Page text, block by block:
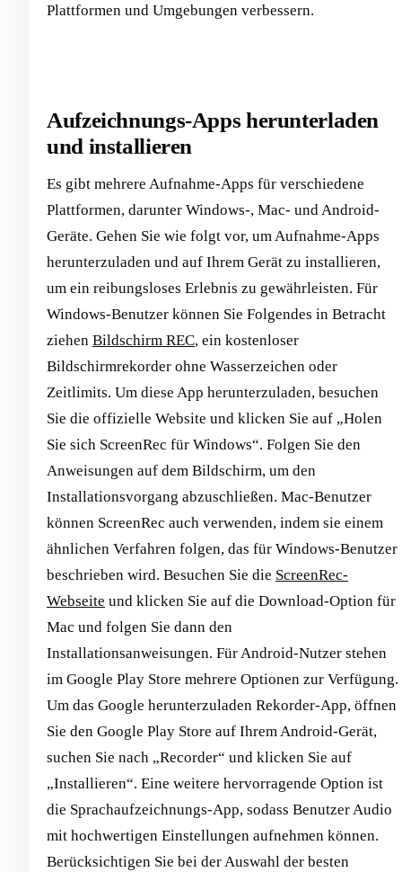
Plattformen und Umgebungen verbessern.
Aufzeichnungs-Apps herunterladen
und installieren
Es gibt mehrere Aufnahme-Apps für verschiedene
Plattformen, darunter Windows-, Mac- und Android-
Geräte. Gehen Sie wie folgt vor, um Aufnahme-Apps
herunterzuladen und auf Ihrem Gerät zu installieren,
um ein reibungsloses Erlebnis zu gewährleisten. Für
Windows-Benutzer können Sie Folgendes in Betracht
ziehen Bildschirm REC, ein kostenloser
Bildschirmrekorder ohne Wasserzeichen oder
Zeitlimits. Um diese App herunterzuladen, besuchen
Sie die offizielle Website und klicken Sie auf „Holen
Sie sich ScreenRec für Windows“. Folgen Sie den
Anweisungen auf dem Bildschirm, um den
Installationsvorgang abzuschließen. Mac-Benutzer
können ScreenRec auch verwenden, indem sie einem
ähnlichen Verfahren folgen, das für Windows-Benutzer
beschrieben wird. Besuchen Sie die ScreenRec-
Webseite und klicken Sie auf die Download-Option für
Mac und folgen Sie dann den
Installationsanweisungen. Für Android-Nutzer stehen
im Google Play Store mehrere Optionen zur Verfügung.
Um das Google herunterzuladen Rekorder-App, öffnen
Sie den Google Play Store auf Ihrem Android-Gerät,
suchen Sie nach „Recorder“ und klicken Sie auf
„Installieren“. Eine weitere hervorragende Option ist
die Sprachaufzeichnungs-App, sodass Benutzer Audio
mit hochwertigen Einstellungen aufnehmen können.
Berücksichtigen Sie bei der Auswahl der besten